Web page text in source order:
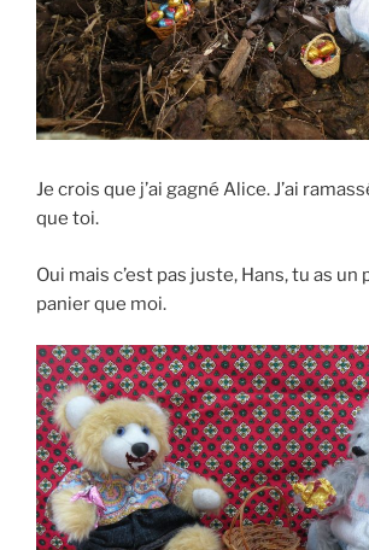
Je crois que j’ai gagné Alice. J’ai
que toi.
Oui mais c’est pas juste, Hans, tu as un
panier que moi.